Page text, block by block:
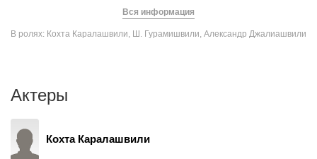
Вся информация
В ролях: Кохта Каралашвили, Ш. Гурамишвили, Александр Джалиашвили
Актеры
Кохта Каралашвили